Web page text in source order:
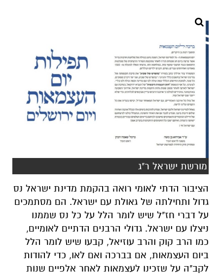
מורשת ישראל ר"ג
הציבור הדתי לאומי רואה בהקמת מדינת ישראל נס
גדול ותחילתה של גאולת עם ישראל. הם מסתמכים
על דברי חז"ל שיש לומר הלל על כל נס שממנו
ניצלו עם ישראל. גדולי הרבנים הדתיים לאומיים,
כמו הרב קוק והרב עוזיאל, קבעו שיש לומר הלל
ביום העצמאות, אם בברכה ואם לאו, כדי להודות
לקב"ה על שזכינו לעצמאות לאחר אלפיים שנות